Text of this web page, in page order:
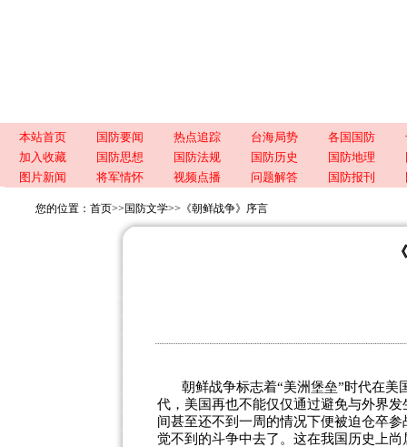
本站首页 国防要闻 热点追踪 台海局势 各国国防
加入收藏
国防思想 国防法规 国防历史 国防地理
图片新闻
将军情怀 视频点播 问题解答 国防报刊
您的位置： 首页>> 国防文学>> 《朝鲜战争》序言
朝鲜战争标志着“美洲堡垒”时代在
代，美国再也不能仅仅通过避免与外界
间甚至还不到一周的情况下便被迫仓卒
觉不到的斗争中去了。这在我国历史上